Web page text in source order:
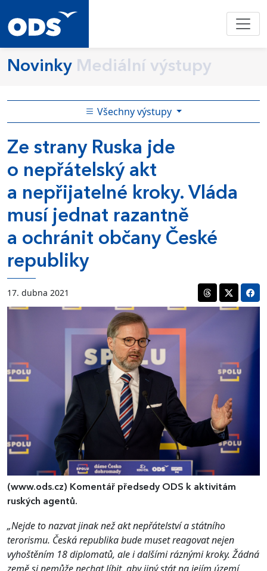
Novinky Mediální výstupy
Všechny výstupy
Ze strany Ruska jde
o nepřátelský akt
a nepřijatelné kroky. Vláda
musí jednat razantně
a ochránit občany České
republiky
17. dubna 2021
(www.ods.cz) Komentář předsedy ODS k aktivitám
ruských agentů.
„Nejde to nazvat jinak než akt nepřátelství a státního
terorismu. Česká republika bude muset reagovat nejen
vyhoštěním 18 diplomatů, ale i dalšími ráznými kroky. Žádná